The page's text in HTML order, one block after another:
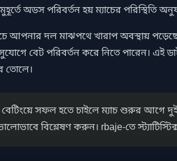
অডস পরিবর্তন হয় ম্যাচের পরিস্থিতি
আপনার দল মাঝপথে খারাপ অবস্থায়
বেট পরিবর্তন করে নিতে পারেন। এই
তোলে।
সফল হতে চাইলে ম্যাচ শুরুর আগে দুই
বিশ্লেষণ করুন। rbaje-তে